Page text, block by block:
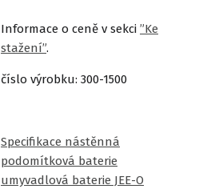
Informace o ceně v sekci ”Ke
stažení”.
číslo výrobku: 300-1500
Specifikace nástěnná
podomítková baterie
umyvadlová baterie JEE-O